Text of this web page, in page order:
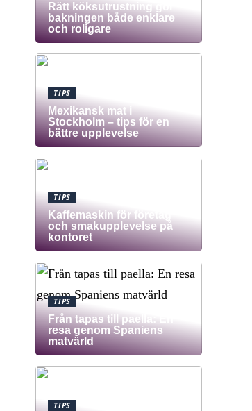
Rätt köksutrustning gör
bakningen både enklare
och roligare
TIPS
Mexikansk mat i
Stockholm – tips för en
bättre upplevelse
TIPS
Kaffemaskin för företag
och smakupplevelse på
kontoret
TIPS
Från tapas till paella: En
resa genom Spaniens
matvärld
TIPS